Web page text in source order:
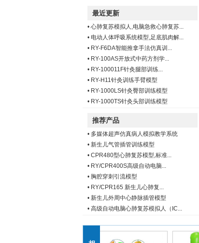
最近更新
• 心肺复苏模拟人,电脑急救心肺复苏...
• 电动人体呼吸系统模型,足底肌肉解...
• RY-F6DA智能推拿手法仿真训...
• RY-100AS开放式中药方剂学...
• RY-100011F针灸腿部训练...
• RY-H11针灸训练手臂模型
• RY-1000LS针灸臀部训练模型
• RY-1000TS针灸头部训练模型
推荐产品
• 多媒体超声仿真病人模拟教学系统
• 新生儿气管插管训练模型
• CPR480型心肺复苏模型,标准...
• RY/CPR400S高级自动电脑...
• 胸腔穿刺引流模型
• RY/CPR165 新生儿心肺复...
• 新生儿外周中心静脉插管模型
• 高级自动电脑心肺复苏模拟人（IC...